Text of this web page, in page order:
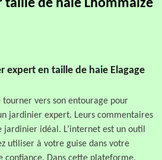
de haie Lhommaize
expert en taille de haie Elagage
tourner vers son entourage pour
jardinier expert. Leurs commentaires
idéal. L’internet est un outil
utiliser à votre guise dans votre